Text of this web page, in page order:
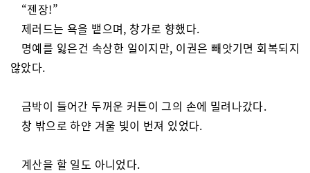
“젠장!”
제러드는 욕을 뱉으며, 창가로 향했다.
명예를 잃은건 속상한 일이지만, 이권은 빼앗기면 회복되지
않았다.
금박이 들어간 두꺼운 커튼이 그의 손에 밀려나갔다.
창 밖으로 하얀 겨울 빛이 번져 있었다.
계산을 할 일도 아니었다.